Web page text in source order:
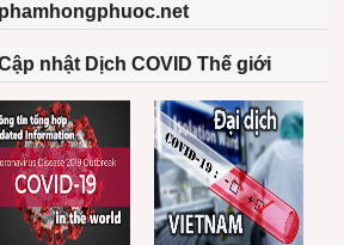
nhật Dịch COVID Thế giới